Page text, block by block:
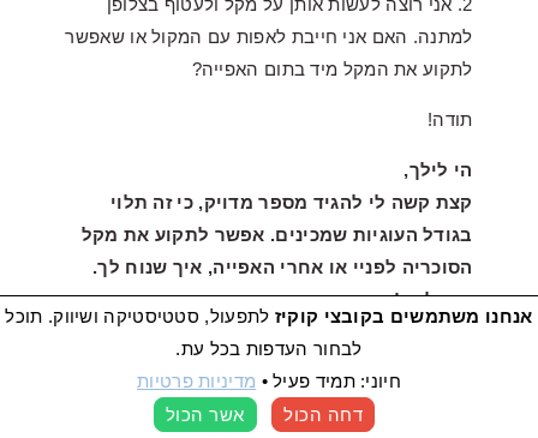
למתנה. האם אני חייבת לאפות עם המקול או שאפשר
לתקוע את המקל מיד בתום האפייה?
תודה!
הי לילך,
קצת קשה לי להגיד מספר מדויק, כי זה תלוי
בגודל העוגיות שמכינים. אפשר לתקוע את מקל
הסוכריה לפניי או אחרי האפייה, איך שנוח לך.
בהצלחה!
אנחנו משתמשים בקובצי קוקיז לתפעול, סטטיסטיקה ושיווק. תוכל
לבחור העדפות בכל עת.
חיוני: תמיד פעיל• מדיניות פרטיות
דחה הכול
אשר הכול